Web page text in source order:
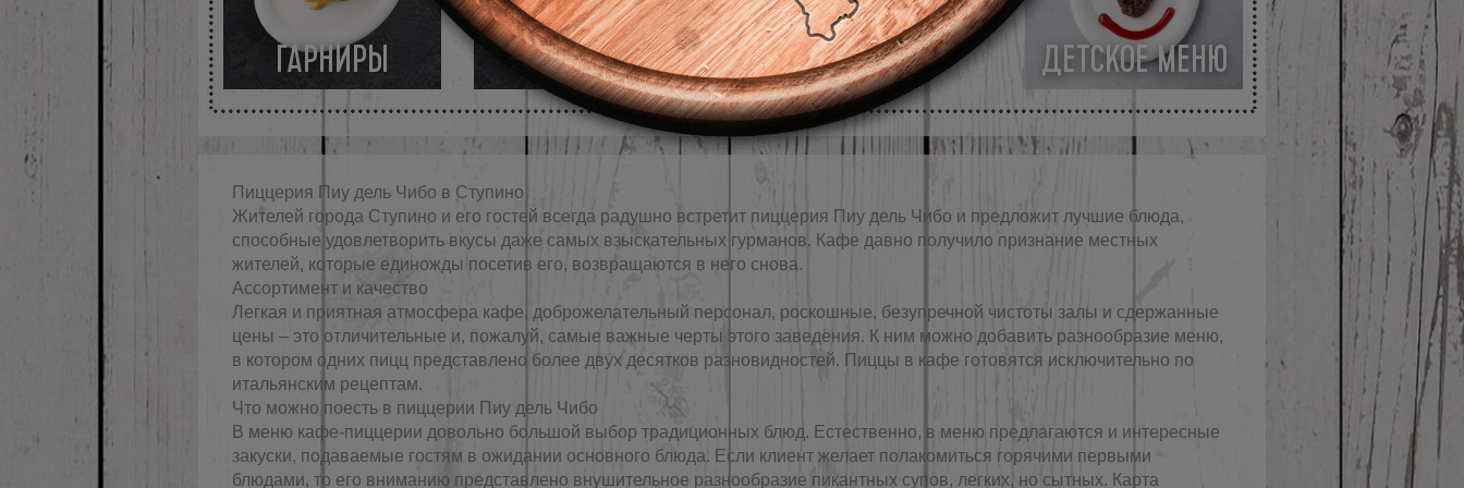
ГАРНИРЫ СУПЫ ДЕТСКОЕ МЕНЮ
Пиццерия Пиу дель Чибо в Ступино
Жителей города Ступино и его гостей всегда радушно встретит пиццерия Пиу дель Чибо и предложит лучшие блюда,
способные удовлетворить вкусы даже самых взыскательных гурманов. Кафе давно получило признание местных
жителей, которые единожды посетив его, возвращаются в него снова.
Ассортимент и качество
Легкая и приятная атмосфера кафе, доброжелательный персонал, роскошные, безупречной чистоты залы и сдержанные
цены – это отличительные и, пожалуй, самые важные черты этого заведения. К ним можно добавить разнообразие меню,
в котором одних пицц представлено более двух десятков разновидностей. Пиццы в кафе готовятся исключительно по
итальянским рецептам.
Что можно поесть в пиццерии Пиу дель Чибо
В меню кафе-пиццерии довольно большой выбор традиционных блюд. Естественно, в меню предлагаются и интересные
закуски, подаваемые гостям в ожидании основного блюда. Если клиент желает полакомиться горячими первыми
блюдами, то его вниманию представлено внушительное разнообразие пикантных супов, легких, но сытных. Карта